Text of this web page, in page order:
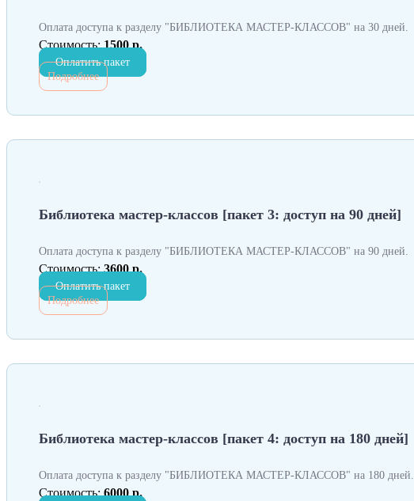
Оплата доступа к разделу "БИБЛИОТЕКА МАСТЕР-КЛАССОВ" на 30 дней.
Стоимость: 1500 р.
Оплатить пакет
Подробнее
Библиотека мастер-классов [пакет 3: доступ на 90 дней]
Оплата доступа к разделу "БИБЛИОТЕКА МАСТЕР-КЛАССОВ" на 90 дней.
Стоимость: 3600 р.
Оплатить пакет
Подробнее
Библиотека мастер-классов [пакет 4: доступ на 180 дней]
Оплата доступа к разделу "БИБЛИОТЕКА МАСТЕР-КЛАССОВ" на 180 дней.
Стоимость: 6000 р.